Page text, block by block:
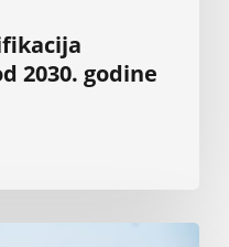
2030. godine